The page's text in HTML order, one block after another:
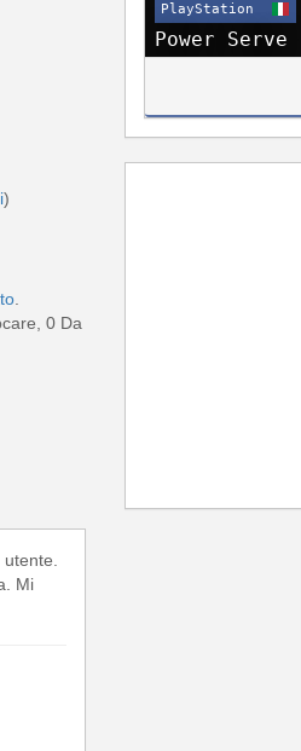
)
0 Da
utente.
Mi
PlayStation
Power Serve